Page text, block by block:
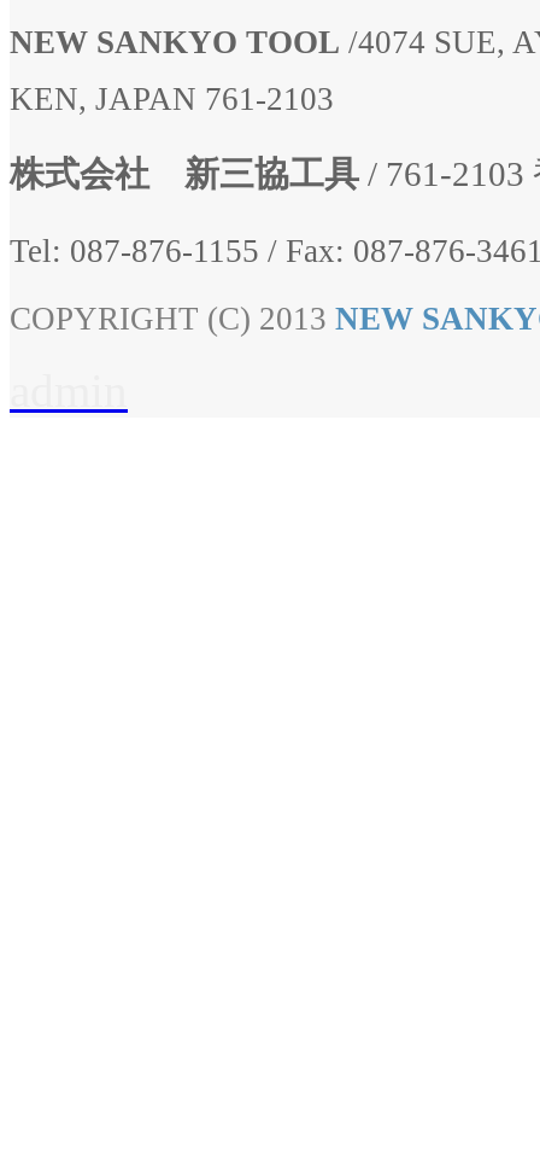
NEW SANKYO TOOL /4074 SUE,
KEN, JAPAN 761-2103
株式会社 新三協工具 / 761-
Tel: 087-876-1155 / Fax: 087-876-
COPYRIGHT (C) 2013 NEW